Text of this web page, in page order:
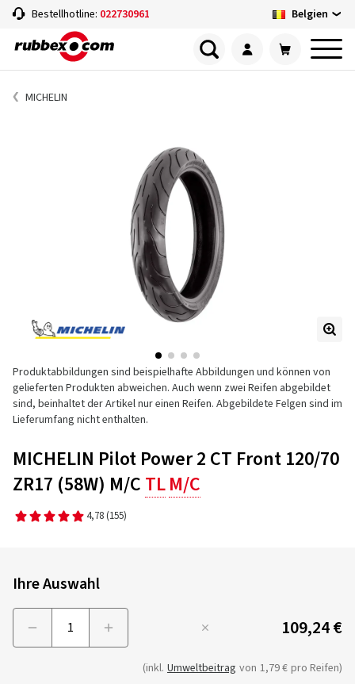
Bestellhotline: 022730961 Belgien
MICHELIN
Produktabbildungen sind beispielhafte Abbildungen und können von
gelieferten Produkten abweichen. Auch wenn zwei Reifen abgebildet
sind, beinhaltet der Artikel nur einen Reifen. Abgebildete Felgen sind im
Lieferumfang nicht enthalten.
MICHELIN Pilot Power 2 CT Front 120/70
ZR17 (58W) M/C TLM/C
4,78 (155)
Ihre Auswahl
109,24 €
(inkl. Umweltbeitrag von 1,79 € pro Reifen)